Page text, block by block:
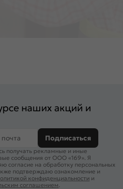
наших акций и
Подписаться
получать рекламные и иные
сообщения от ООО «169». Я
согласие на обработку персональных
подтверждаю ознакомление и
конфиденциальности и
соглашением.